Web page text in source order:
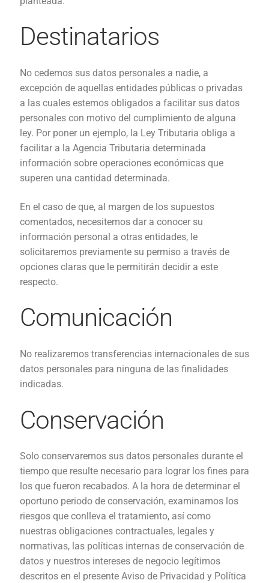
Destinatarios
No cedemos sus datos personales a nadie, a
excepción de aquellas entidades públicas o privadas
a las cuales estemos obligados a facilitar sus datos
personales con motivo del cumplimiento de alguna
ley. Por poner un ejemplo, la Ley Tributaria obliga a
facilitar a la Agencia Tributaria determinada
información sobre operaciones económicas que
superen una cantidad determinada.
En el caso de que, al margen de los supuestos
comentados, necesitemos dar a conocer su
información personal a otras entidades, le
solicitaremos previamente su permiso a través de
opciones claras que le permitirán decidir a este
respecto.
Comunicación
No realizaremos transferencias internacionales de sus
datos personales para ninguna de las finalidades
indicadas.
Conservación
Solo conservaremos sus datos personales durante el
tiempo que resulte necesario para lograr los fines para
los que fueron recabados. A la hora de determinar el
oportuno periodo de conservación, examinamos los
riesgos que conlleva el tratamiento, así como
nuestras obligaciones contractuales, legales y
normativas, las políticas internas de conservación de
datos y nuestros intereses de negocio legítimos
descritos en el presente Aviso de Privacidad y Política